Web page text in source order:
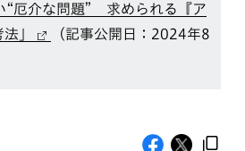
“厄介な問題” 求められる『ア
」
（記事公開日：2024年8